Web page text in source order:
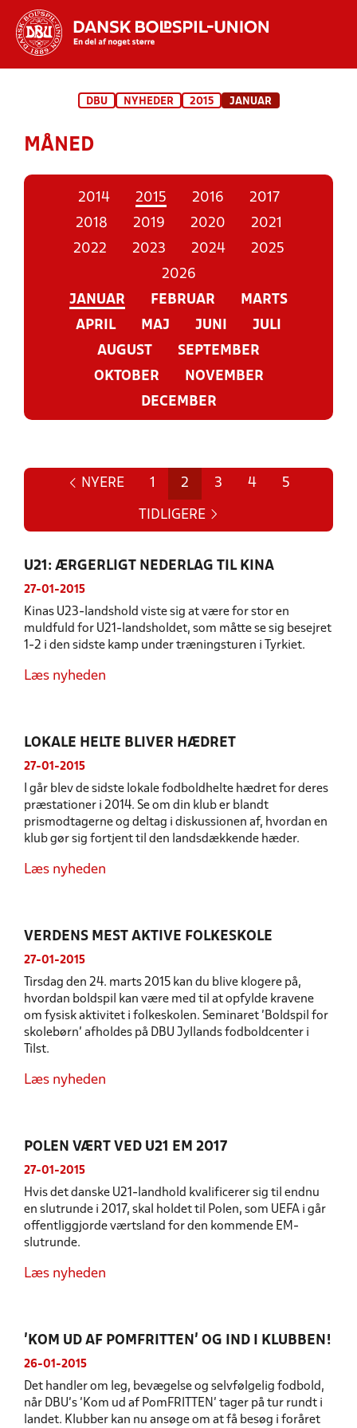
STILLINGER, RESULTATER, KLUBBER OG
DBU NYHEDER 2015 JANUAR
MÅNED
2014 2015 2016
2017
2018
2019 2020
2021
2022
2023 2024
2025
2026
JANUAR
FEBRUAR
MARTS
APRIL
MAJ JUNI
JULI
AUGUST
SEPTEMBER
OKTOBER
NOVEMBER
DECEMBER
NYERE 1 2 3 4 5
TIDLIGERE
U21: ÆRGERLIGT NEDERLAG TIL KINA
27-01-2015
Kinas U23-landshold viste sig at være for stor en
muldfuld for U21-landsholdet, som måtte se sig besejret
1-2 i den sidste kamp under træningsturen i Tyrkiet.
Læs nyheden
LOKALE HELTE BLIVER HÆDRET
27-01-2015
I går blev de sidste lokale fodboldhelte hædret for deres
præstationer i 2014. Se om din klub er blandt
prismodtagerne og deltag i diskussionen af, hvordan en
klub gør sig fortjent til den landsdækkende hæder.
Læs nyheden
VERDENS MEST AKTIVE FOLKESKOLE
27-01-2015
Tirsdag den 24. marts 2015 kan du blive klogere på,
hvordan boldspil kan være med til at opfylde kravene
om fysisk aktivitet i folkeskolen. Seminaret 'Boldspil for
skolebørn' afholdes på DBU Jyllands fodboldcenter i
Tilst.
Læs nyheden
POLEN VÆRT VED U21 EM 2017
27-01-2015
Hvis det danske U21-landhold kvalificerer sig til endnu
en slutrunde i 2017, skal holdet til Polen, som UEFA i går
offentliggjorde værtsland for den kommende EM-
slutrunde.
Læs nyheden
’KOM UD AF POMFRITTEN’ OG IND I KLUBBEN!
26-01-2015
Det handler om leg, bevægelse og selvfølgelig fodbold,
når DBU’s ’Kom ud af PomFRITTEN’ tager på tur rundt i
landet. Klubber kan nu ansøge om at få besøg i foråret